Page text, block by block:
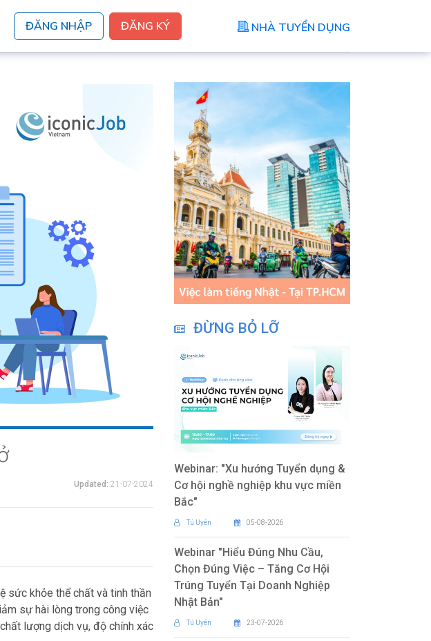
ĐĂNG NHẬP ĐĂNG KÝ NHÀ TUYỂN DỤNG
Updated: 21-07-2024
sức khỏe thể chất và tinh thần
sự hài lòng trong công việc
lượng dịch vụ, độ chính xác
ĐỪNG BỎ LỠ
Webinar: "Xu hướng Tuyển dụng &
Cơ hội nghề nghiệp khu vực miền
Bắc"
Tú Uyên 05-08-2026
Webinar "Hiểu Đúng Nhu Cầu,
Chọn Đúng Việc – Tăng Cơ Hội
Trúng Tuyển Tại Doanh Nghiệp
Nhật Bản"
Tú Uyên 23-07-2026